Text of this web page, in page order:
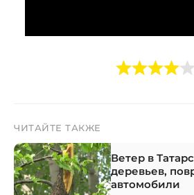
ЧИТАЙТЕ ТАКЖЕ
Ветер в
деревьев,
автомобили